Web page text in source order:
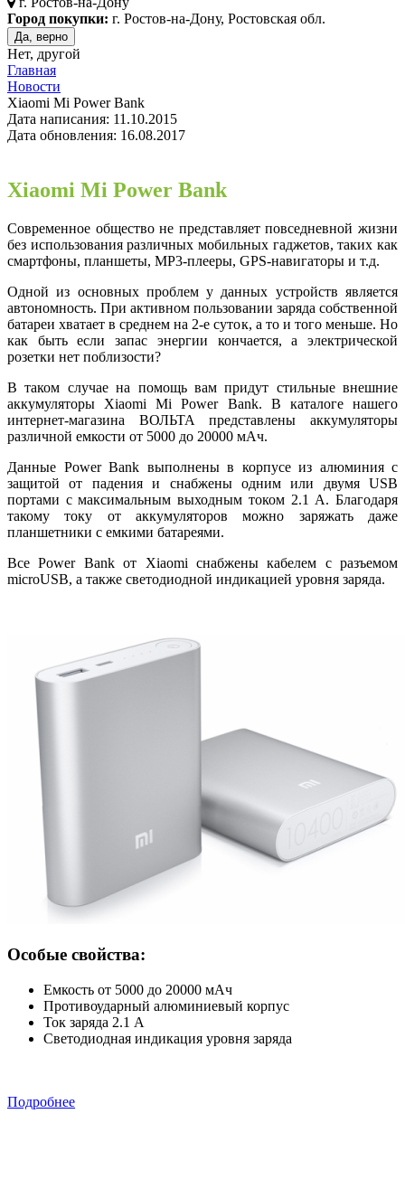
Город покупки: г. Ростов-на-Дону, Ростовская обл.
Да, верно
Нет, другой
Главная
Новости
Xiaomi Mi Power Bank
Дата написания: 11.10.2015
Дата обновления: 16.08.2017
Xiaomi Mi Power Bank
Современное общество не представляет повседневной жизни
без использования различных мобильных гаджетов, таких как
смартфоны, планшеты, MP3-плееры, GPS-навигаторы и т.д.
Одной из основных проблем у данных устройств является
автономность. При активном пользовании заряда собственной
батареи хватает в среднем на 2-е суток, а то и того меньше. Но
как быть если запас энергии кончается, а электрической
розетки нет поблизости?
В таком случае на помощь вам придут стильные внешние
аккумуляторы Xiaomi Mi Power Bank. В каталоге нашего
интернет-магазина ВОЛЬТА представлены аккумуляторы
различной емкости от 5000 до 20000 мАч.
Данные Power Bank выполнены в корпусе из алюминия с
защитой от падения и снабжены одним или двумя USB
портами с максимальным выходным током 2.1 А. Благодаря
такому току от аккумуляторов можно заряжать даже
планшетники с емкими батареями.
Все Power Bank от Xiaomi снабжены кабелем с разъемом
microUSB, а также светодиодной индикацией уровня заряда.
Особые свойства:
Емкость от 5000 до 20000 мАч
Противоударный алюминиевый корпус
Ток заряда 2.1 А
Светодиодная индикация уровня заряда
Подробнее